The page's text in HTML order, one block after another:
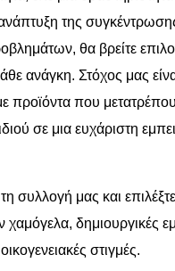
της
θα βρείτε
ανάγκη. Στόχος μας
προϊόντα που
σε μια ευχάριστη
συλλογή μας και επιλέξτε
χαμόγελα, δημιουργικές
στιγμές.